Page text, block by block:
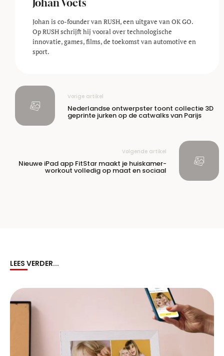
Johan Voets
Johan is co-founder van RUSH, een uitgave van OK GO.
Op RUSH schrijft hij vooral over technologische
innovatie, games, films, de toekomst van automotive en
sport.
Vorige artikel
Nederlandse ontwerpster toont collectie 3D
geprinte jurken op de catwalks van Parijs
Volgende artikel
Nieuwe iPad app FitStar maakt je huiskamer-
workout volledig op maat en sociaal
LEES VERDER...